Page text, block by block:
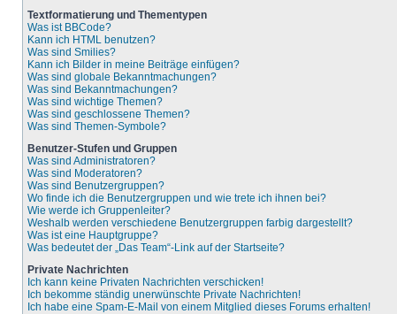
Textformatierung und Thementypen
Was ist BBCode?
Kann ich HTML benutzen?
Was sind Smilies?
Kann ich Bilder in meine Beiträge einfügen?
Was sind globale Bekanntmachungen?
Was sind Bekanntmachungen?
Was sind wichtige Themen?
Was sind geschlossene Themen?
Was sind Themen-Symbole?
Benutzer-Stufen und Gruppen
Was sind Administratoren?
Was sind Moderatoren?
Was sind Benutzergruppen?
Wo finde ich die Benutzergruppen und wie trete ich ihnen bei?
Wie werde ich Gruppenleiter?
Weshalb werden verschiedene Benutzergruppen farbig dargestellt?
Was ist eine Hauptgruppe?
Was bedeutet der „Das Team“-Link auf der Startseite?
Private Nachrichten
Ich kann keine Privaten Nachrichten verschicken!
Ich bekomme ständig unerwünschte Private Nachrichten!
Ich habe eine Spam-E-Mail von einem Mitglied dieses Forums erhalten!